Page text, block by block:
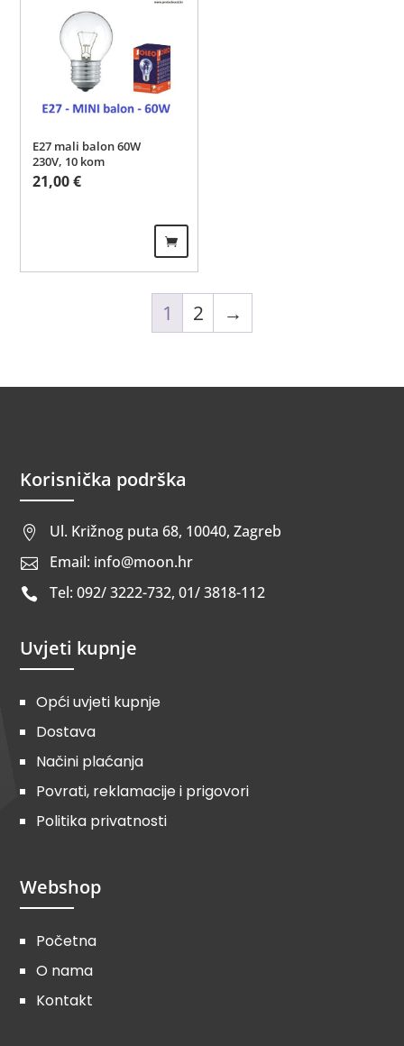
E27 mali balon 60W
230V, 10 kom
21,00€
1 2 →
Korisnička podrška
 Ul. Križnog puta 68, 10040, Zagreb
 Email: info@moon.hr
 Tel: 092/ 3222-732, 01/ 3818-112
Uvjeti kupnje
Opći uvjeti kupnje
Dostava
Načini plaćanja
Povrati, reklamacije i prigovori
Politika privatnosti
Webshop
Početna
O nama
Kontakt